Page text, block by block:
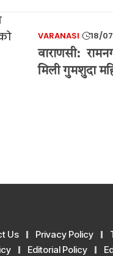
VARANASI 18/
वाराणसी:
मिली गुमशुदा
Us Privacy Policy
Editorial Policy